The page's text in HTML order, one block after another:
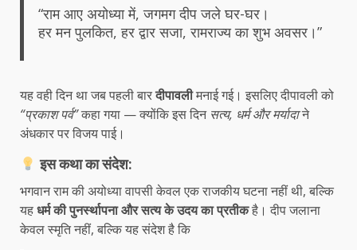
“राम आए अयोध्या में, जगमग दीप जले घर-घर।
हर मन पुलकित, हर द्वार सजा, रामराज्य का शुभ अवसर।”
यह वही दिन था जब पहली बारदीपावलीमनाई गई। इसलिए दीपावली को
“प्रकाश पर्व”कहा गया — क्योंकि इस दिन सत्य, धर्म और मर्यादाने
अंधकार पर विजय पाई।
इस कथा का संदेश:
भगवान राम की अयोध्या वापसी केवल एक राजकीय घटना नहीं थी, बल्कि
यहधर्म की पुनर्स्थापना और सत्य के उदय का प्रतीकहै। दीप जलाना
केवल स्मृति नहीं, बल्कि यह संदेश है कि